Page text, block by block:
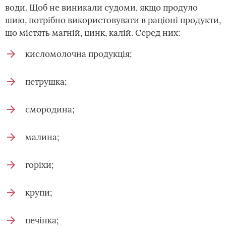
води. Щоб не виникали судоми, якщо продуло
шию, потрібно використовувати в раціоні продукти,
що містять магній, цинк, калій. Серед них:
кисломолочна продукція;
петрушка;
смородина;
малина;
горіхи;
крупи;
печінка;